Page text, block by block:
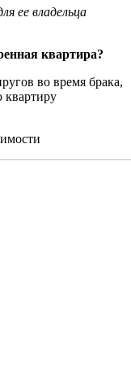
ее владельца
квартира?
во время брака,
квартиру